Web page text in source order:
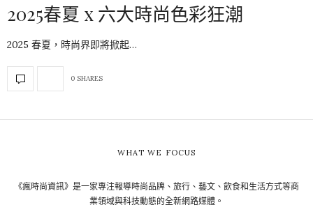
2025春夏 x 六大時尚色彩狂潮
2025 春夏，時尚界即將掀起…
0 SHARES
WHAT WE FOCUS
《瘋時尚資訊》是一家專注報導時尚品牌、旅行、藝文、飲食和生活方式等商
業領域與科技動態的全新網路媒體。